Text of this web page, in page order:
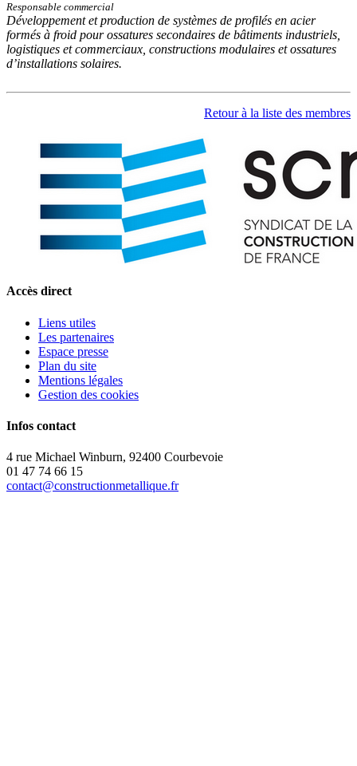
Responsable commercial
Développement et production de systèmes de profilés en acier
formés à froid pour ossatures secondaires de bâtiments industriels,
logistiques et commerciaux, constructions modulaires et ossatures
d’installations solaires.
Retour à la liste des membres
Accès direct
Liens utiles
Les partenaires
Espace presse
Plan du site
Mentions légales
Gestion des cookies
Infos contact
4 rue Michael Winburn, 92400 Courbevoie
01 47 74 66 15
contact@constructionmetallique.fr